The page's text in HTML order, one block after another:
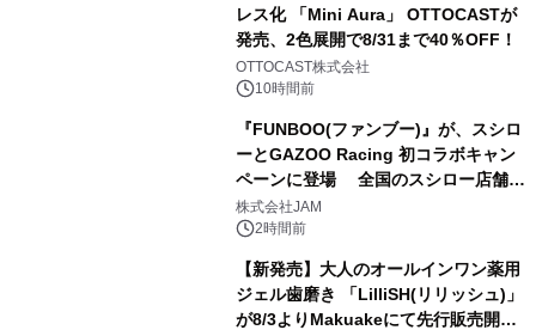
レス化 「Mini Aura」 OTTOCASTが
発売、2色展開で8/31まで40％OFF！
OTTOCAST株式会社
10時間前
『FUNBOO(ファンブー)』が、スシロ
ーとGAZOO Racing 初コラボキャン
ペーンに登場 全国のスシロー店舗で
GR 4車種の FUNBOO(ミニカー)付き
メニューが展開されます
株式会社JAM
2時間前
【新発売】大人のオールインワン薬用
ジェル歯磨き 「LilliSH(リリッシュ)」
が8/3よりMakuakeにて先行販売開